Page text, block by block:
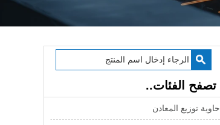
تصفح الفئات..
حاوية توزيع المعادن